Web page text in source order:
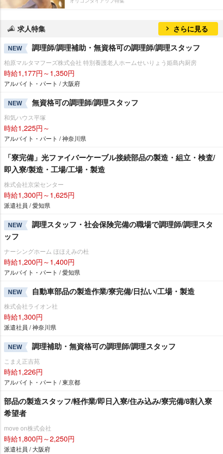
求人特集 さらに見る
NEW 調理師/調理補助・無資格可の調理師/調理スタッフ
柏原マルタマフーズ株式会社 特別養護老人ホームせいりょう姫島内厨房
時給1,177円～1,350円
アルバイト・パート / 大阪府
NEW 無資格可の調理師/調理スタッフ
和気ハウス平塚
時給1,225円～
アルバイト・パート / 神奈川県
「寮完備」光ファイバーケーブル接続部品の製造・組立・検査/
即入寮/製造・工場/工場・製造
株式会社京栄センター
時給1,300円～1,625円
派遣社員 / 愛知県
NEW
調理スタッフ・社会保険完備の職場で調理師/調理スタ
ッフ
ナーシングホーム ほほえみの杜
時給1,200円～1,400円
アルバイト・パート / 愛知県
NEW 自動車部品の製造作業/寮完備/日払い/工場・製造
株式会社ライオン社
時給1,300円
派遣社員 / 神奈川県
NEW 調理補助・無資格可の調理師/調理スタッフ
こまえ正吉苑
時給1,226円
アルバイト・パート / 東京都
部品の製造スタッフ/軽作業/即日入寮/住み込み/寮完備/8割入寮
希望者
move on株式会社
時給1,800円～2,250円
派遣社員 / 大阪府